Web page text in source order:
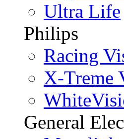
Ultra Life
Philips
Racing
X-Treme
General